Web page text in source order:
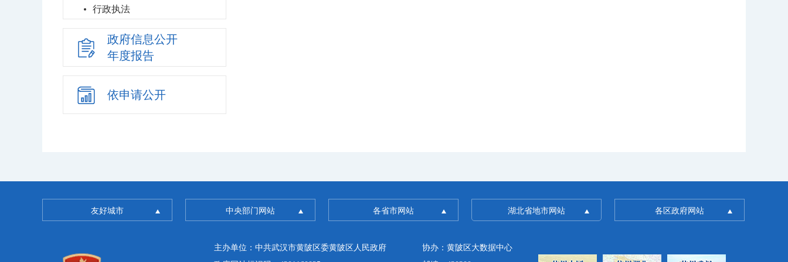
行政执法
政府信息公开
年度报告
依申请公开
友好城市 中央部门网站 各省市网站 湖北省地市网站 各区政府网站
主办单位：中共武汉市黄陂区委黄陂区人民政府
协办：黄陂区大数据中心